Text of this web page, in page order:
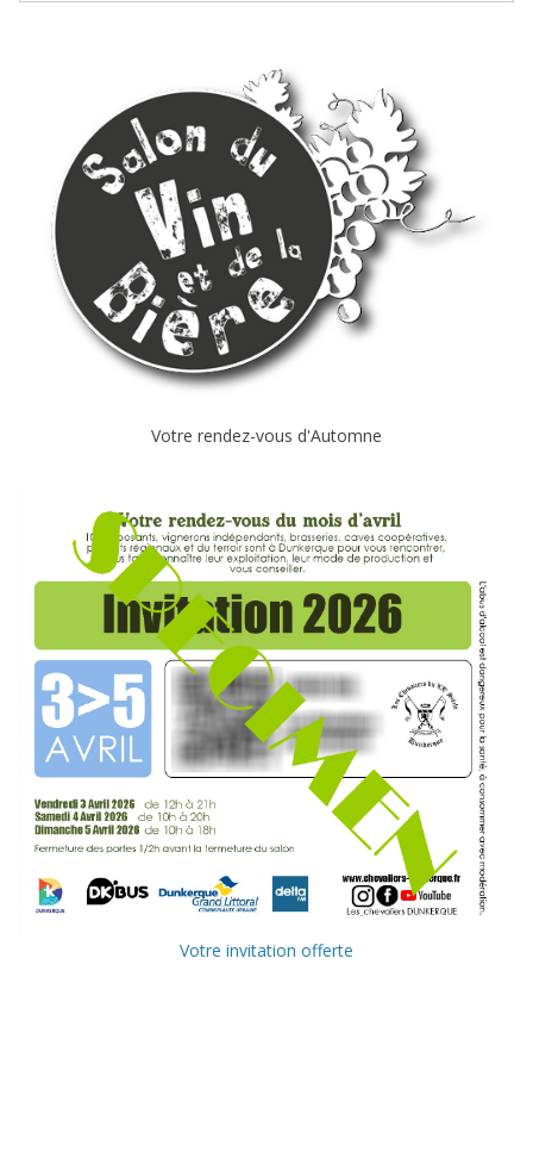
Votre rendez-vous d'Automne
Votre invitation offerte